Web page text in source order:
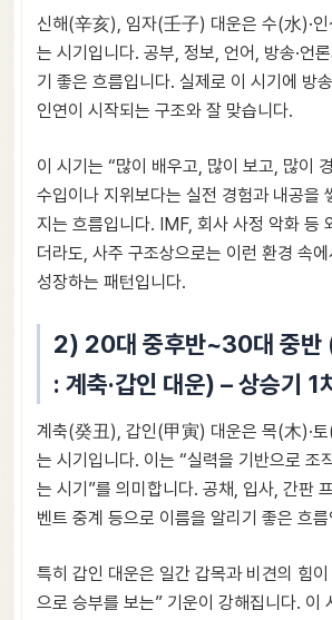
신해(辛亥), 임자(壬子) 대운은 수(水)·인
는 시기입니다. 공부, 정보, 언어, 방송·언
기 좋은 흐름입니다. 실제로 이 시기에 방
인연이 시작되는 구조와 잘 맞습니다.
이 시기는 “많이 배우고, 많이 보고, 많이
수입이나 지위보다는 실전 경험과 내공을
지는 흐름입니다. IMF, 회사 사정 악화 등
더라도, 사주 구조상으로는 이런 환경 속에
성장하는 패턴입니다.
2) 20대 중후반~30대 중
: 계축·갑인 대운) – 상승기 1
계축(癸丑), 갑인(甲寅) 대운은 목(木)·
는 시기입니다. 이는 “실력을 기반으로 조
는 시기”를 의미합니다. 공채, 입사, 간판
벤트 중계 등으로 이름을 알리기 좋은 흐
특히 갑인 대운은 일간 갑목과 비견의 힘
으로 승부를 보는” 기운이 강해집니다. 이